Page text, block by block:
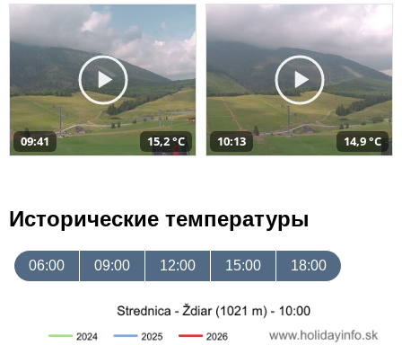
09:41 15,2 °C 10:13 14,9 °C
Исторические температуры
06:00 09:00 12:00 15:00 18:00